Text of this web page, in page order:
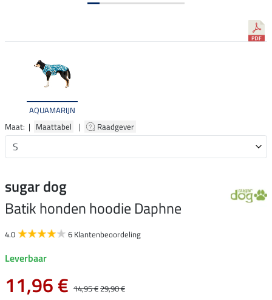
AQUAMARIJN
Maat: | Maattabel | Raadgever
sugar dog
Batik honden hoodie Daphne
4.0 6 Klantenbeoordeling
Leverbaar
11,96 € 14,95 €29,90 €